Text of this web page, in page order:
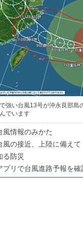
強い台風13号が沖永良部島
でいます
風情報のみかた
風の接近、上陸に備えて
る防災
プリで台風進路予報を確